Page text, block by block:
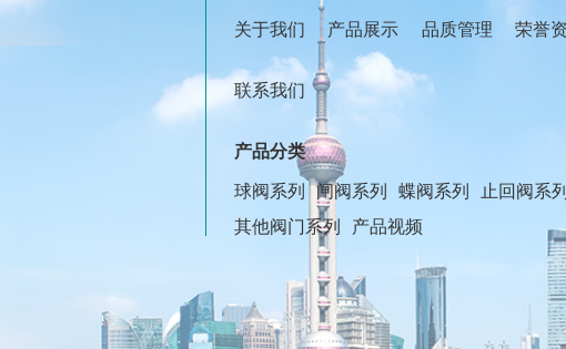
关于我们 产品展示 品质管理 荣誉
联系我们
产品分类
球阀系列 闸阀系列 蝶阀系列 止回阀系列
其他阀门系列
产品视频